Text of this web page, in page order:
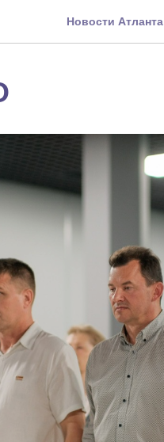
Новости Атланта